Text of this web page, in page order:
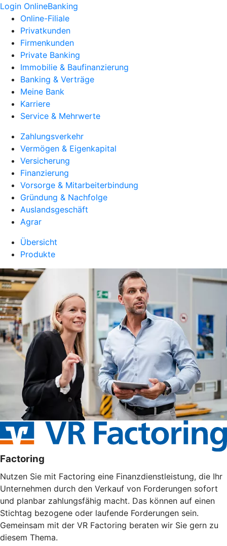
Login OnlineBanking
Online-Filiale
Privatkunden
Firmenkunden
Private Banking
Immobilie & Baufinanzierung
Banking & Verträge
Meine Bank
Karriere
Service & Mehrwerte
Zahlungsverkehr
Vermögen & Eigenkapital
Versicherung
Finanzierung
Vorsorge & Mitarbeiterbindung
Gründung & Nachfolge
Auslandsgeschäft
Agrar
Übersicht
Produkte
Factoring
Nutzen Sie mit Factoring eine Finanzdienstleistung, die Ihr
Unternehmen durch den Verkauf von Forderungen sofort
und planbar zahlungsfähig macht. Das können auf einen
Stichtag bezogene oder laufende Forderungen sein.
Gemeinsam mit der VR Factoring beraten wir Sie gern zu
diesem Thema.